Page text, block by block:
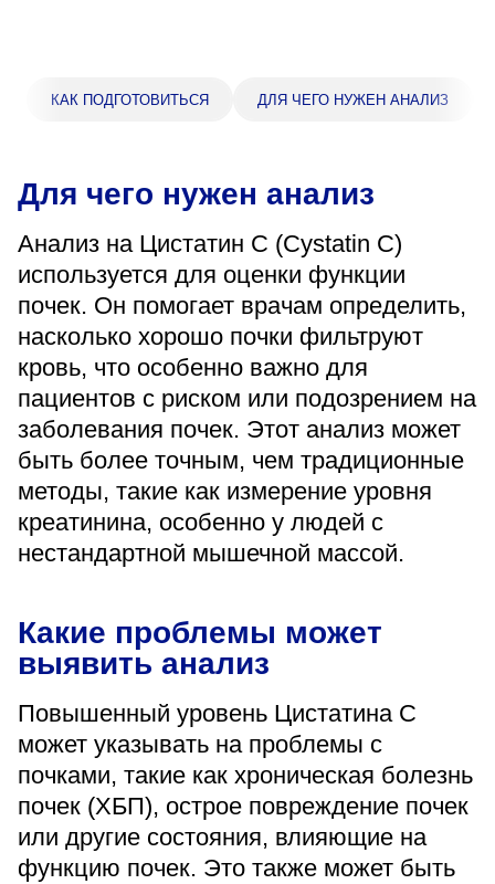
Адрес
398005, г. Липецк, пл. Металлургов, 1
Понедельник — пятница 7:30–20:00
Суббота 08:00–16:00
Регистратура
+7 (4742) 55-55-43
Санаторий-профилакторий
«Парус»
Адрес
399000, г. Липецк, Плехановское лесничество,
Ленинский лесхоз, квартал 67
Понедельник — четверг
Пятница
08:00–15:45
перерыв 12:00–12:30
+7 (4742) 72-73-31
КАК ПОДГОТОВИТЬСЯ ДЛЯ ЧЕГО НУЖЕН АНАЛИЗ
Для чего нужен анализ
Анализ на Цистатин С (Cystatin C)
используется для оценки функции
почек. Он помогает врачам определить,
насколько хорошо почки фильтруют
кровь, что особенно важно для
пациентов с риском или подозрением на
заболевания почек. Этот анализ может
быть более точным, чем традиционные
методы, такие как измерение уровня
креатинина, особенно у людей с
нестандартной мышечной массой.
Какие проблемы может
выявить анализ
Повышенный уровень Цистатина С
может указывать на проблемы с
почками, такие как хроническая болезнь
почек (ХБП), острое повреждение почек
или другие состояния, влияющие на
функцию почек. Это также может быть